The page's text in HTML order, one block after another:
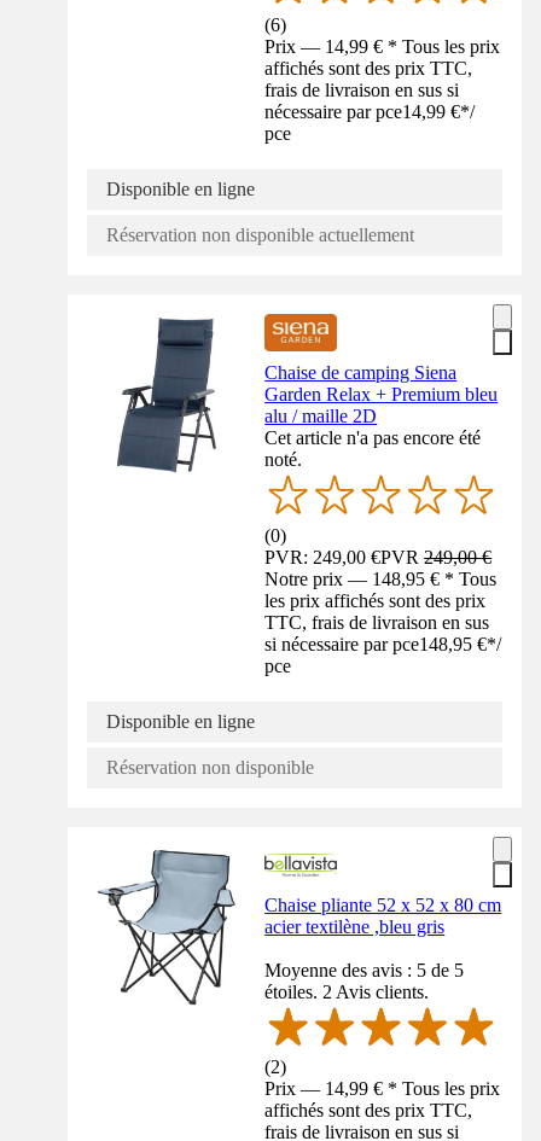
(6)
Prix — 14,99 € * Tous les prix
affichés sont des prix TTC,
frais de livraison en sus si
nécessaire par pce14,99 €*/
pce
Disponible en ligne
Réservation non disponible actuellement
Chaise de camping Siena
Garden Relax + Premium bleu
alu / maille 2D
Cet article n'a pas encore été
noté.
(0)
PVR: 249,00 €PVR249,00 €
Notre prix — 148,95 € * Tous
les prix affichés sont des prix
TTC, frais de livraison en sus
si nécessaire par pce148,95 €*/
pce
Disponible en ligne
Réservation non disponible
Chaise pliante 52 x 52 x 80 cm
acier textilène ,bleu gris
Moyenne des avis : 5 de 5
étoiles. 2 Avis clients.
(2)
Prix — 14,99 € * Tous les prix
affichés sont des prix TTC,
frais de livraison en sus si